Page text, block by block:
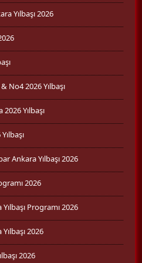
Yılbaşı 2026
No4 2026 Yılbaşı
Yılbaşı
Ankara Yılbaşı 2026
2026
Programı 2026
2026
2026